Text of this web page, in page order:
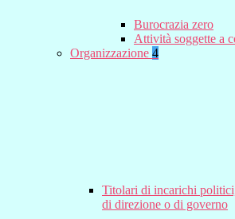
Burocrazia zero
Attività soggette a
Organizzazione 4
Titolari di incarichi
di direzione o di governo